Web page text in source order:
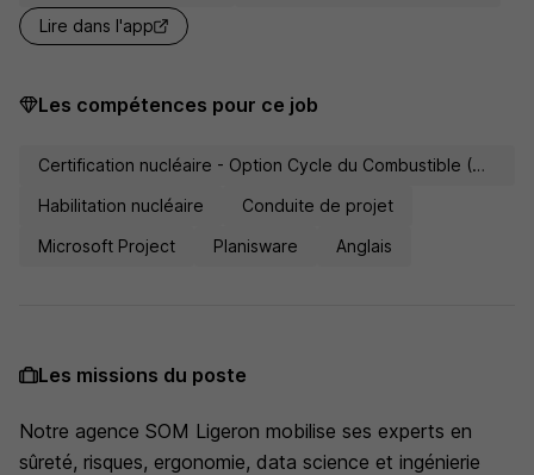
Lire dans l'app
Les compétences pour ce job
Certification nucléaire - Option Cycle du Combustible (CC) - Prévention des Risques (PR)
Habilitation nucléaire
Conduite de projet
Microsoft Project
Planisware Anglais
Les missions du poste
Notre agence SOM Ligeron mobilise ses experts en
sûreté, risques, ergonomie, data science et ingénierie